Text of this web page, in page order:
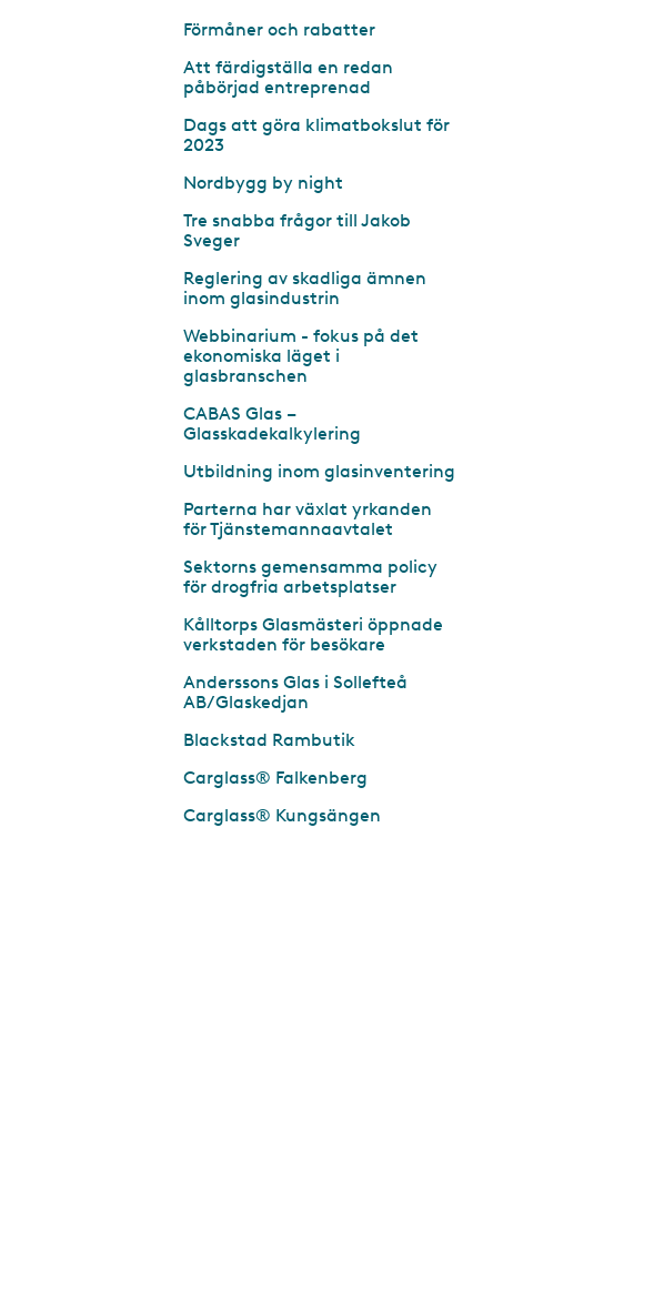
Förmåner och rabatter
Att färdigställa en redan
påbörjad entreprenad
Dags att göra klimatbokslut för
2023
Nordbygg by night
Tre snabba frågor till Jakob
Sveger
Reglering av skadliga ämnen
inom glasindustrin
Webbinarium - fokus på det
ekonomiska läget i
glasbranschen
CABAS Glas –
Glasskadekalkylering
Utbildning inom glasinventering
Parterna har växlat yrkanden
för Tjänstemannaavtalet
Sektorns gemensamma policy
för drogfria arbetsplatser
Kålltorps Glasmästeri öppnade
verkstaden för besökare
Anderssons Glas i Sollefteå
AB/Glaskedjan
Blackstad Rambutik
Carglass® Falkenberg
Carglass® Kungsängen